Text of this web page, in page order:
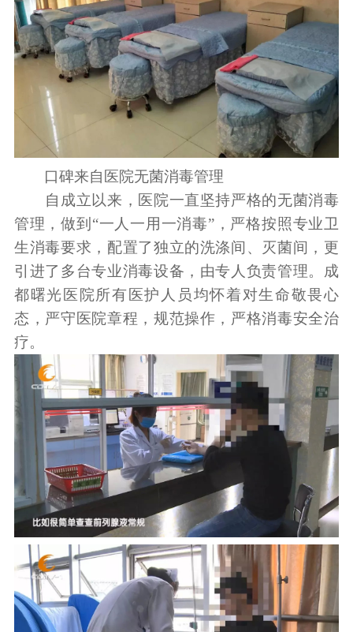
口碑来自医院无菌消毒管理
自成立以来，医院一直坚持严格的无菌消毒
管理，做到“一人一用一消毒”，严格按照专业卫
生消毒要求，配置了独立的洗涤间、灭菌间，更
引进了多台专业消毒设备，由专人负责管理。成
都曙光医院所有医护人员均怀着对生命敬畏心
态，严守医院章程，规范操作，严格消毒安全治
疗。